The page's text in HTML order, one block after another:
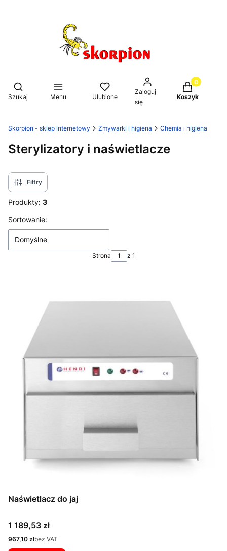
Otwórz wyszukiwarkę
Szukaj Menu Ulubione
Zaloguj
się
Produkty w
Koszyk
Skorpion - sklep internetowy Zmywarki i higiena Chemia i higiena
Sterylizatory i naświetlacze
Filtry
Produkty: 3
Lista produktów
Sortowanie:
Domyślne
Strona z 1
Naświetlacz do jaj
Cena
1 189,53 zł
Cena
967,10 złbez VAT